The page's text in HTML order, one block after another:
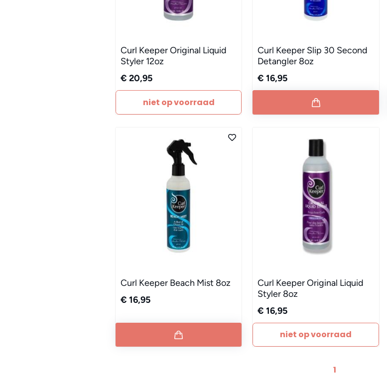
Curl Keeper Original Liquid
Styler 12oz
€ 20,95
niet op voorraad
Curl Keeper Slip 30 Second
Detangler 8oz
€ 16,95
Curl Keeper Beach Mist 8oz
€ 16,95
Curl Keeper Original Liquid
Styler 8oz
€ 16,95
niet op voorraad
1